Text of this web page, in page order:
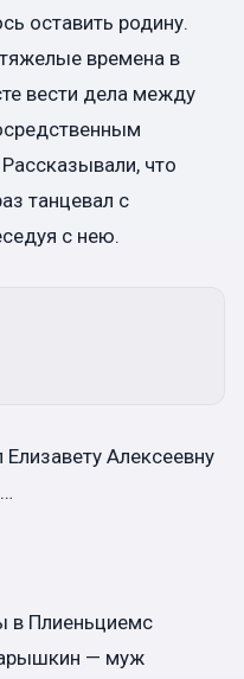
оставить родину.
времена в
вести дела между
что
танцевал с
с нею.
Алексеевну
в Плиеньциемс
— муж